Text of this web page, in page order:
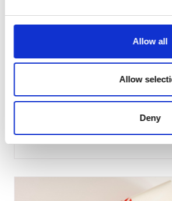
Allow all
Allow
Deny
D’EXPÉDITION
Cinq trucs d’expédition à
les Fêtes